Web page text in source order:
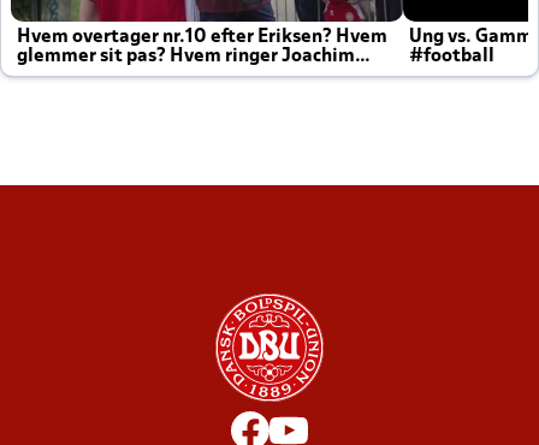
Hvem overtager nr.10 efter Eriksen? Hvem
glemmer sit pas? Hvem ringer Joachim
altid til efter kampe?
Ung vs.
#football